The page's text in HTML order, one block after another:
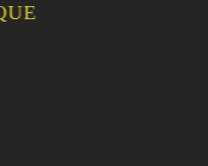
FAMILLE/
DU 12/08/2026 AU